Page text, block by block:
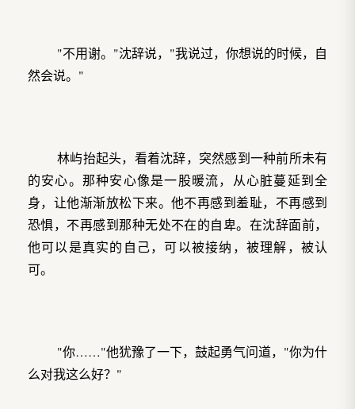
"不用谢。"沈辞说，"我说过，你想说的时候，自
然会说。"
林屿抬起头，看着沈辞，突然感到一种前所未有
的安心。那种安心像是一股暖流，从心脏蔓延到全
身，让他渐渐放松下来。他不再感到羞耻，不再感到
恐惧，不再感到那种无处不在的自卑。在沈辞面前，
他可以是真实的自己，可以被接纳，被理解，被认
可。
"你……"他犹豫了一下，鼓起勇气问道，"你为什
么对我这么好？"